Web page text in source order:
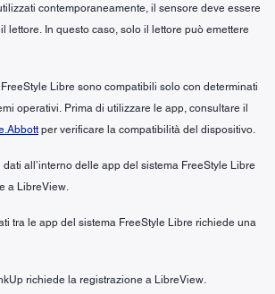
contemporaneamente, il sensore deve essere
lettore. In questo caso, solo il lettore può emettere
Libre sono compatibili solo con determinati
operativi. Prima di utilizzare le app, consultare il
per verificare la compatibilità del dispositivo.
all’interno delle app del sistema FreeStyle Libre
a LibreView.
tra le app del sistema FreeStyle Libre richiede una
richiede la registrazione a LibreView.